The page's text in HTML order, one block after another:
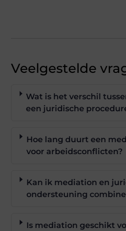
Veelgestelde
Wat is het verschil
een juridische
Hoe lang duurt een
voor arbeidsconflicten?
Kan ik mediation en
ondersteuning
Is mediation geschikt